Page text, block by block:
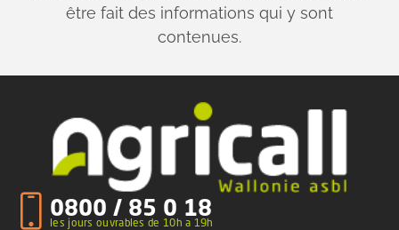
être fait des informations qui y sont
contenues.
0800 / 85 0 18
les jours ouvrables de 10h a 19h